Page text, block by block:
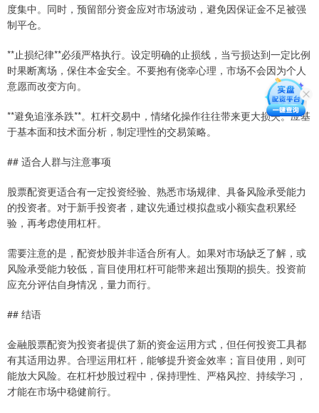
度集中。同时，预留部分资金应对市场波动，避免因保证金不足被强
制平仓。
**止损纪律**必须严格执行。设定明确的止损线，当亏损达到一定比例
时果断离场，保住本金安全。不要抱有侥幸心理，市场不会因为个人
意愿而改变方向。
**避免追涨杀跌**。杠杆交易中，情绪化操作往往带来更大损失。应基
于基本面和技术面分析，制定理性的交易策略。
## 适合人群与注意事项
股票配资更适合有一定投资经验、熟悉市场规律、具备风险承受能力
的投资者。对于新手投资者，建议先通过模拟盘或小额实盘积累经
验，再考虑使用杠杆。
需要注意的是，配资炒股并非适合所有人。如果对市场缺乏了解，或
风险承受能力较低，盲目使用杠杆可能带来超出预期的损失。投资前
应充分评估自身情况，量力而行。
## 结语
金融股票配资为投资者提供了新的资金运用方式，但任何投资工具都
有其适用边界。合理运用杠杆，能够提升资金效率；盲目使用，则可
能放大风险。在杠杆炒股过程中，保持理性、严格风控、持续学习，
才能在市场中稳健前行。